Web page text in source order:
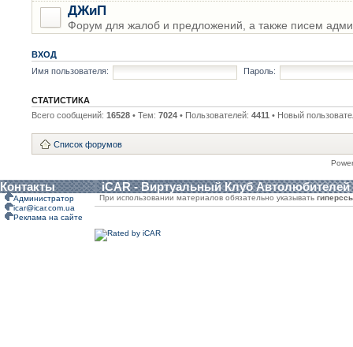
ДЖиП
Форум для жалоб и предложений, а также писем
ВХОД
Имя пользователя:
Пароль:
СТАТИСТИКА
Всего сообщений: 16528 • Тем: 7024 • Пользователей: 4411 • Новый
Список форумов
Контакты iCAR - Виртуальный Клуб Автолюбителей
Администратор
icar@icar.com.ua
Реклама на сайте
При использовании материалов обязательно указывать